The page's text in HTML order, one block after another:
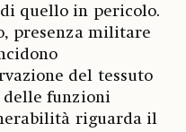
quello in pericolo.
presenza militare
del tessuto
delle funzioni
riguarda il